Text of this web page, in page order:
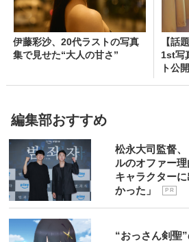
伊藤彩沙、20代ラストの写真
集で見せた“大人の甘さ”
【話
1st写
ト公
編集部おすすめ
松永大司監督
ルのオファー
キャラクター
かった」
P R
“おっさん剣聖